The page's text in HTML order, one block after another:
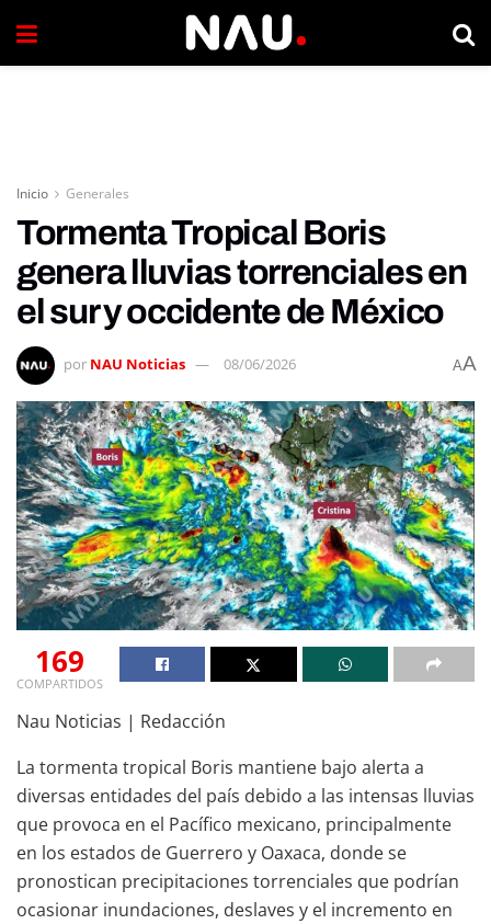
Inicio Generales
Tormenta Tropical Boris
genera lluvias torrenciales en
el sur y occidente de México
por NAU Noticias 08/06/2026 AA
169
COMPARTIDOS
Nau Noticias | Redacción
La tormenta tropical Boris mantiene bajo alerta a
diversas entidades del país debido a las intensas lluvias
que provoca en el Pacífico mexicano, principalmente
en los estados de Guerrero y Oaxaca, donde se
pronostican precipitaciones torrenciales que podrían
ocasionar inundaciones, deslaves y el incremento en